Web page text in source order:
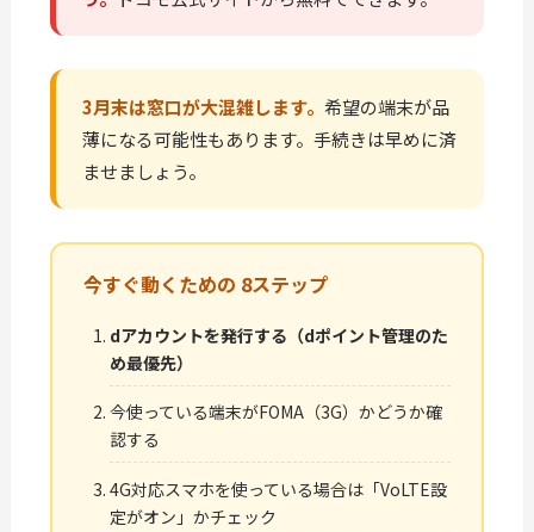
3月末は窓口が大混雑します。希望の端末が品
薄になる可能性もあります。手続きは早めに済
ませましょう。
今すぐ動くための 8ステップ
dアカウントを発行する（dポイント管理のた
め最優先）
今使っている端末がFOMA（3G）かどうか確
認する
4G対応スマホを使っている場合は「VoLTE設
定がオン」かチェック